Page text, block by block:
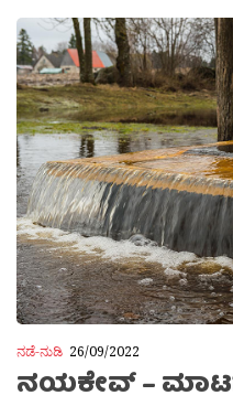
ನಡೆ-ನುಡಿ 26/09/2022
ನಯಕೇವ್ –